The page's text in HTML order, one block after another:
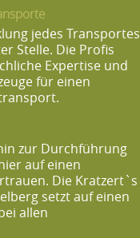
jedes Transportes
Stelle. Die Profis
Expertise und
für einen
zur Durchführung
auf einen
Die Kratzert`s
setzt auf einen
allen